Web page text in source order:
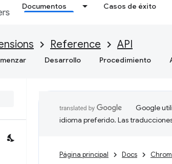
Documentos Casos de éxito
Reference API
Desarrollo Procedimiento
Google
idioma preferido. Las
Página principal Docs